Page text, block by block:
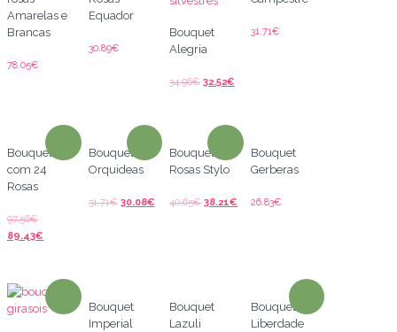
Amarelas e
Brancas
78.05€
Equador
30.89€
Bouquet
Alegria
34.96€ 32.52€
31.71€
Bouquet
com 24
Rosas
97.56€
89.43€
Bouquet de
Orquideas
31.71€ 30.08€
Bouquet de
Rosas Stylo
40.65€ 38.21€
Bouquet
Gerberas
26.83€
Bouquet
Imperial
Bouquet
Lazuli
Bouquet
Liberdade